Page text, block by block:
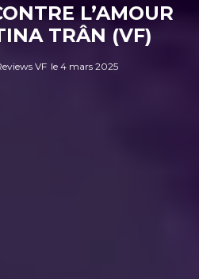
L’AMOUR
TRÂN (VF)
VF le 4 mars 2025